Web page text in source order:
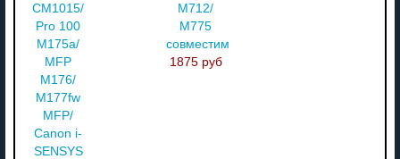
CM1015/
Pro 100
M175a/
MFP
M176/
M177fw
MFP/
Canon i-
SENSYS
M712/
M775
совместимый
1875 руб